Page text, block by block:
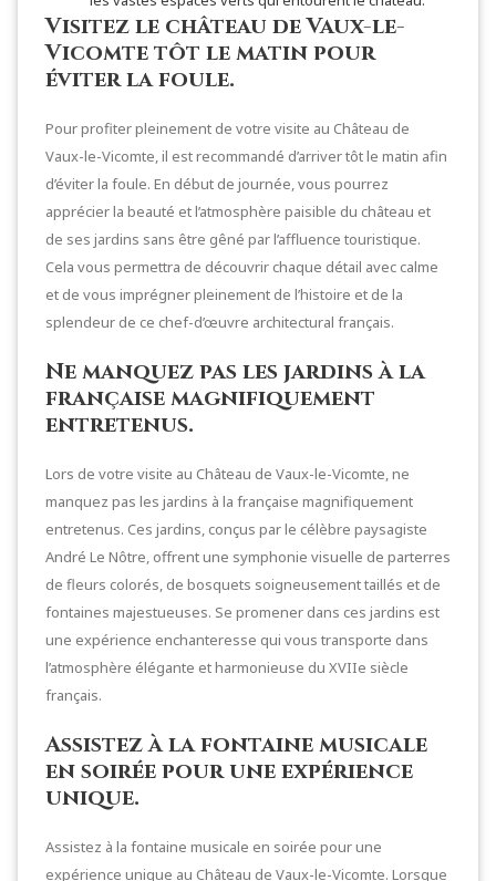
Visitez le château de Vaux-le-
Vicomte tôt le matin pour
éviter la foule.
Pour profiter pleinement de votre visite au Château de
Vaux-le-Vicomte, il est recommandé d’arriver tôt le matin afin
d’éviter la foule. En début de journée, vous pourrez
apprécier la beauté et l’atmosphère paisible du château et
de ses jardins sans être gêné par l’affluence touristique.
Cela vous permettra de découvrir chaque détail avec calme
et de vous imprégner pleinement de l’histoire et de la
splendeur de ce chef-d’œuvre architectural français.
Ne manquez pas les jardins à la
française magnifiquement
entretenus.
Lors de votre visite au Château de Vaux-le-Vicomte, ne
manquez pas les jardins à la française magnifiquement
entretenus. Ces jardins, conçus par le célèbre paysagiste
André Le Nôtre, offrent une symphonie visuelle de parterres
de fleurs colorés, de bosquets soigneusement taillés et de
fontaines majestueuses. Se promener dans ces jardins est
une expérience enchanteresse qui vous transporte dans
l’atmosphère élégante et harmonieuse du XVIIe siècle
français.
Assistez à la fontaine musicale
en soirée pour une expérience
unique.
Assistez à la fontaine musicale en soirée pour une
expérience unique au Château de Vaux-le-Vicomte. Lorsque